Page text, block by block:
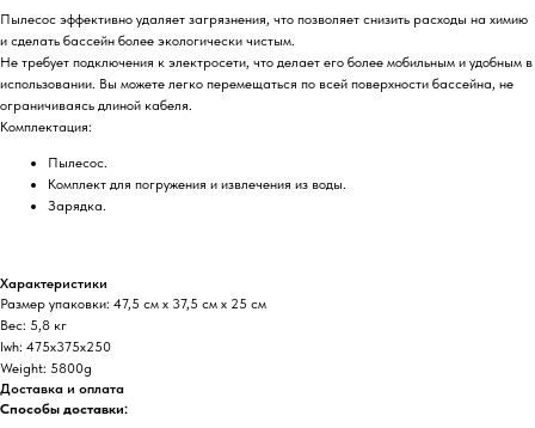
Пылесос эффективно удаляет загрязнения, что позволяет снизить расходы на химию
и сделать бассейн более экологически чистым.
Не требует подключения к электросети, что делает его более мобильным и удобным в
использовании. Вы можете легко перемещаться по всей поверхности бассейна, не
ограничиваясь длиной кабеля.
Комплектация:
Пылесос.
Комплект для погружения и извлечения из воды.
Зарядка.
Характеристики
Размер упаковки: 47,5 см х 37,5 см х 25 см
Вес: 5,8 кг
lwh: 475x375x250
Weight: 5800g
Доставка и оплата
Способы доставки: